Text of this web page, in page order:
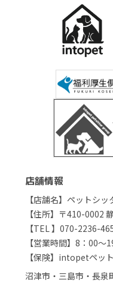
店舗情報
【店舗名】ペットシ
【住所】〒410-0002
【TEL 】070-2236-
【営業時間】8：00～
【保険】intopetペッ
沼津市・三島市・長泉